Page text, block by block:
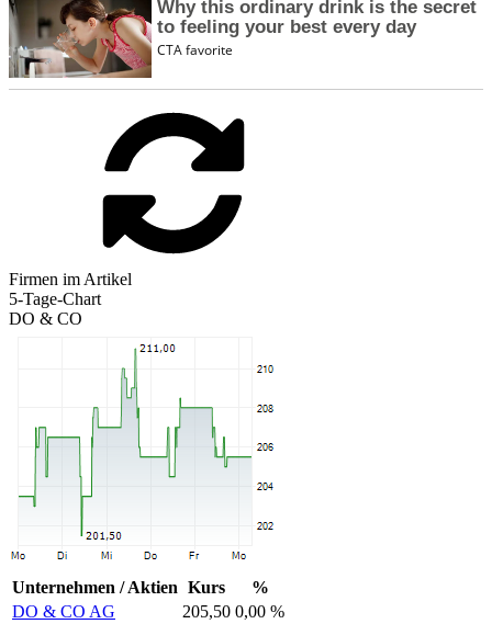
Firmen im Artikel
5-Tage-Chart
DO & CO
Unternehmen / Aktien Kurs
%
DO & CO AG
205,50 0,00 %